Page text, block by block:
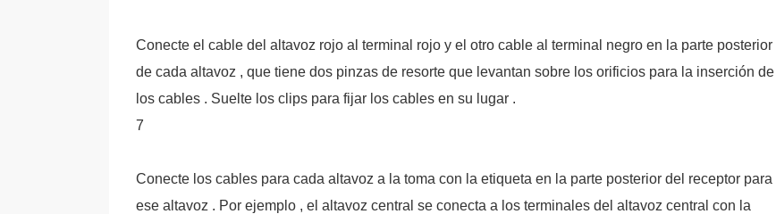
Conecte el cable del altavoz rojo al terminal rojo y el otro cable al terminal negro en la parte posterior
de cada altavoz , que tiene dos pinzas de resorte que levantan sobre los orificios para la inserción de
los cables . Suelte los clips para fijar los cables en su lugar .
7
Conecte los cables para cada altavoz a la toma con la etiqueta en la parte posterior del receptor para
ese altavoz . Por ejemplo , el altavoz central se conecta a los terminales del altavoz central con la